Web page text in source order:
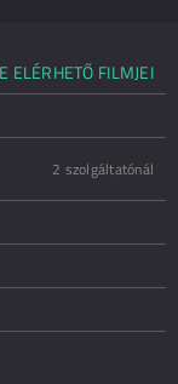
ELÉRHETŐ FILMJEI
2 szolgáltatónál